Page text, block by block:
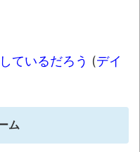
ったのか
とシェパード
て色々見失う、新
ているだろう (デイ
ム